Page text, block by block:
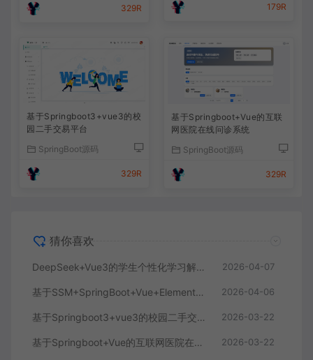
329R 179R
基于Springboot3+vue3的校
园二手交易平台
SpringBoot源码
329R
基于Springboot+Vue的互联
网医院在线问诊系统
SpringBoot源码
329R
猜你喜欢
DeepSeek+Vue3的学生个性化学习解答AI系统 2026-04-07
基于SSM+SpringBoot+Vue+ElementPlus的聊天im系统 2026-04-06
基于Springboot3+vue3的校园二手交易平台 2026-03-22
基于Springboot+Vue的互联网医院在线问诊系统 2026-03-22